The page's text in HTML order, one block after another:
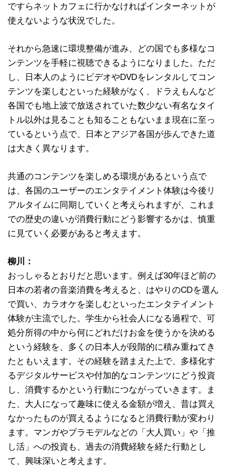
ですらネットカフェに行かなければインターネットが
使えないような状況でした。
それから急速に環境整備が進み、どの国でも多様なコ
ンテンツを手軽に視聴できるようになりました。ただ
し、日本人のようにビデオやDVDをレンタルしてコン
テンツを楽しむといった経験がなく、ドラえもんなど
各国でも地上波で放送されていた数少ない有名なタイ
トル以外は見ることも知ることもないまま現在に至っ
ているという点で、日本とアジア各国が歩んできた道
は大きく異なります。
共通のコンテンツを楽しめる環境があるという点で
は、各国のユーザーのエンタテイメント体験は今後リ
アルタイムに同期していくと考えられますが、これま
での歴史の違いが消費行動にどう影響するかは、慎重
に見ていく必要があると考えます。
柳川：
おっしゃるとおりだと思います。例えば30年ほど前の
日本の若者の音楽消費を考えると、はやりのCDを選ん
で買い、カラオケを楽しむといったエンタテイメント
体験が主流でした。学生から社会人になる過程で、可
処分所得の中から何にどれだけお金を使うかを決める
という経験を、多くの日本人が段階的に積み重ねてき
たともいえます。その経験を踏まえた上で、多様化す
るデジタルサービスや付加的なコンテンツにどう投資
し、消費するかという行動につながっていきます。ま
た、大人になって趣味に使える金額が増え、昔は買え
なかったものが買えるようになると消費行動が変わり
ます。マンガやプラモデルなどの「大人買い」や「推
し活」への投資も、過去の消費経験を経た行動とし
て、興味深いと考えます。